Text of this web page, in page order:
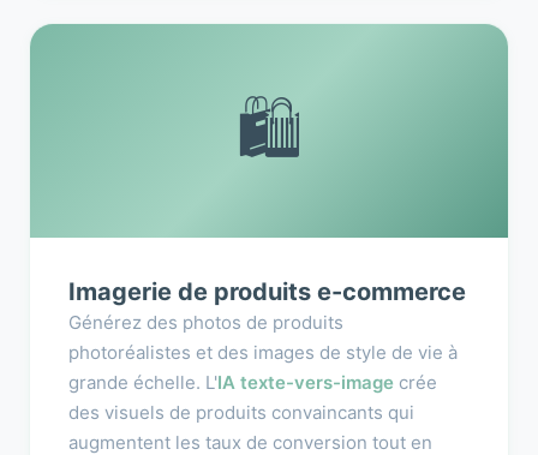
🛍️
Imagerie de produits e-commerce
Générez des photos de produits
photoréalistes et des images de style de vie à
grande échelle. L'IA texte-vers-image crée
des visuels de produits convaincants qui
augmentent les taux de conversion tout en